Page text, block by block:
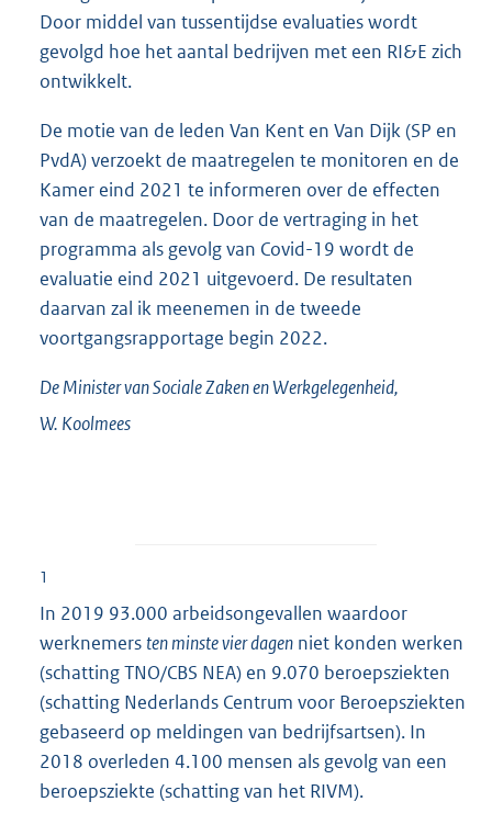
Door middel van tussentijdse evaluaties wordt
gevolgd hoe het aantal bedrijven met een RI&E zich
ontwikkelt.
De motie van de leden Van Kent en Van Dijk (SP en
PvdA) verzoekt de maatregelen te monitoren en de
Kamer eind 2021 te informeren over de effecten
van de maatregelen. Door de vertraging in het
programma als gevolg van Covid-19 wordt de
evaluatie eind 2021 uitgevoerd. De resultaten
daarvan zal ik meenemen in de tweede
voortgangsrapportage begin 2022.
De Minister van Sociale Zaken en Werkgelegenheid,
W. Koolmees
1
In 2019 93.000 arbeidsongevallen waardoor
werknemersten minste vier dagen niet konden werken
(schatting TNO/CBS NEA) en 9.070 beroepsziekten
(schatting Nederlands Centrum voor Beroepsziekten
gebaseerd op meldingen van bedrijfsartsen). In
2018 overleden 4.100 mensen als gevolg van een
beroepsziekte (schatting van het RIVM).